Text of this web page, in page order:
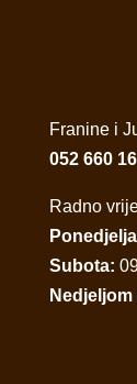
Franine i
052 660
Radno
Subota: